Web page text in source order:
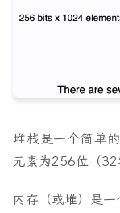
堆栈是一个简单
元素为256位（32
内存（或堆）是